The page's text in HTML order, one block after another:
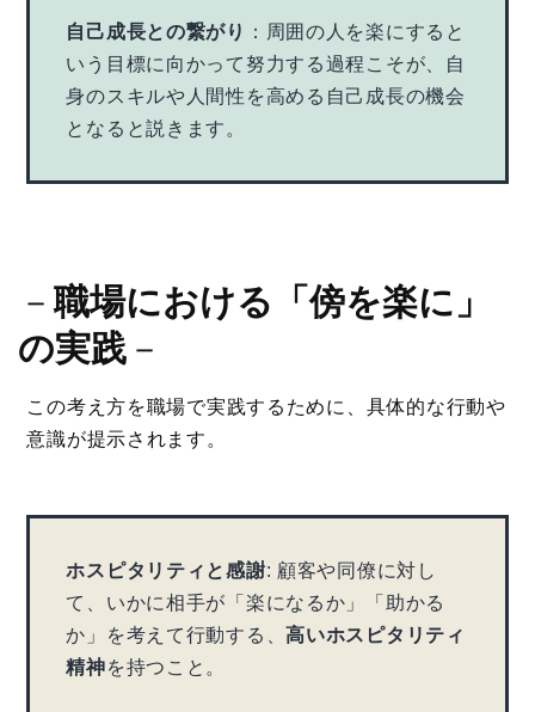
自己成長との繋がり
：周囲の人を楽にすると
いう目標に向かって努力する過程こそが、自
身のスキルや人間性を高める自己成長の機会
となると説きます。
－職場における「傍を楽に」
の実践 －
この考え方を職場で実践するために、具体的な行動や
意識が提示されます。
ホスピタリティと感謝: 顧客や同僚に対し
て、いかに相手が「楽になるか」「助かる
か」を考えて行動する、高いホスピタリティ
精神を持つこと。